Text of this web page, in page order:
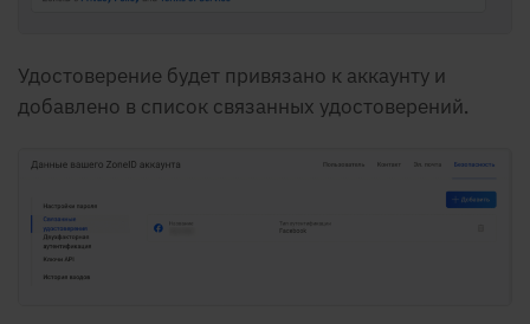
Удостоверение будет привязано к аккаунту и
добавлено в список связанных удостоверений.